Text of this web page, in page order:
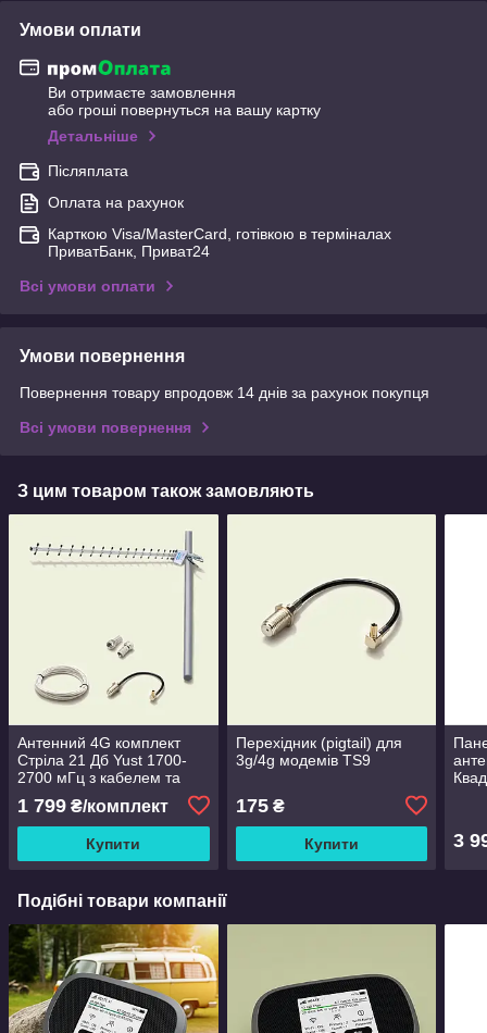
Умови оплати
Ви отримаєте замовлення
або гроші повернуться на вашу картку
Детальніше
Післяплата
Оплата на рахунок
Карткою Visa/MasterCard, готівкою в терміналах
ПриватБанк, Приват24
Всі умови оплати
Умови повернення
Повернення товару впродовж 14 днів за рахунок покупця
Всі умови повернення
З цим товаром також замовляють
Антенний 4G комплект
Стріла 21 Дб Yust 1700-
2700 мГц з кабелем та
1 799 ₴/комплект
Купити
Перехідник (pigtail) для
3g/4g модемів TS9
175₴
Купити 3
Подібні товари компанії